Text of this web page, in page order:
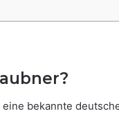
bekannte